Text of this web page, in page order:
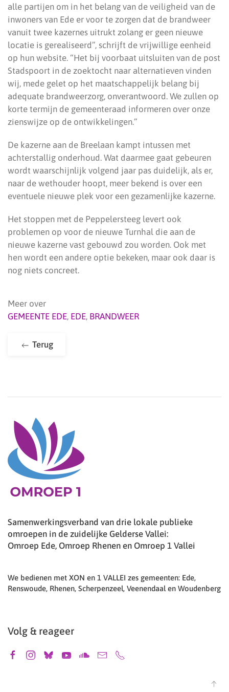
alle partijen om in het belang van de veiligheid van de
inwoners van Ede er voor te zorgen dat de brandweer
vanuit twee kazernes uitrukt zolang er geen nieuwe
locatie is gerealiseerd”, schrijft de vrijwillige eenheid
op hun website. “Het bij voorbaat uitsluiten van de post
Stadspoort in de zoektocht naar alternatieven vinden
wij, mede gelet op het maatschappelijk belang bij
adequate brandweerzorg, onverantwoord. We zullen op
korte termijn de gemeenteraad informeren over onze
zienswijze op de ontwikkelingen.”
De kazerne aan de Breelaan kampt intussen met
achterstallig onderhoud. Wat daarmee gaat gebeuren
wordt waarschijnlijk volgend jaar pas duidelijk, als er,
naar de wethouder hoopt, meer bekend is over een
eventuele nieuwe plek voor een gezamenlijke kazerne.
Het stoppen met de Peppelersteeg levert ook
problemen op voor de nieuwe Turnhal die aan de
nieuwe kazerne vast gebouwd zou worden. Ook met
hen wordt een andere optie bekeken, maar ook daar is
nog niets concreet.
Meer over
GEMEENTE EDE, EDE, BRANDWEER
Terug
Samenwerkingsverband van drie lokale publieke
omroepen in de zuidelijke Gelderse Vallei:
Omroep Ede, Omroep Rhenen en Omroep 1 Vallei
We bedienen met XON en 1 VALLEI zes gemeenten: Ede,
Renswoude, Rhenen, Scherpenzeel, Veenendaal en Woudenberg
Volg & reageer